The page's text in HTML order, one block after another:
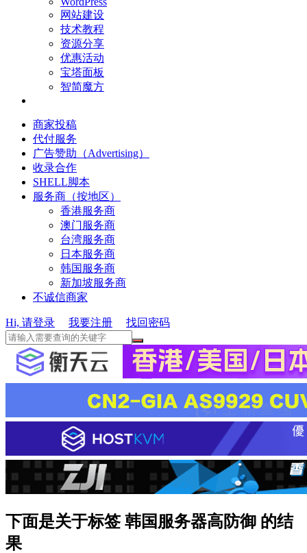
网站建设
技术教程
资源分享
优惠活动
宝塔面板
智简魔方
商家投稿
代付服务
广告赞助（Advertising）
收录合作
SHELL脚本
服务商（按地区）
香港服务商
澳门服务商
台湾服务商
日本服务商
韩国服务商
新加坡服务商
不诚信商家
Hi, 请登录 我要注册 找回密码
下面是关于标签 韩国服务器高防御 的结
果